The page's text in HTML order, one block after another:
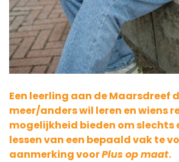
Een leerling aan de Maarsdreef
meer/anders wil leren en wiens
mogelijkheid bieden om slechts
lessen van een bepaald vak te
aanmerking voorPlus op maat.